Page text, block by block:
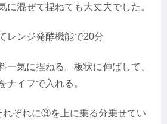
混ぜて捏ねても大丈夫でした。
ンジ発酵機能で20分
気に捏ねる。板状に伸ばして、
ナイフで入れる。
ぞれに③を上に乗る分乗せてい